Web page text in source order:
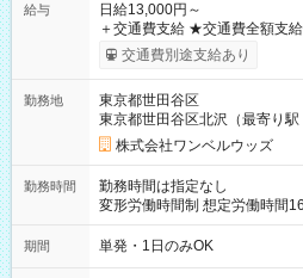
給与
日給13,000円～
＋交通費支給 ★交通費全額支給！ ┗案件により規定あり ★日払
いOK！（規定あり） ┗働いた
ンビニATMから 日払い分を引き落とせま
交通費別途支給あり
勤務地
東京都世田谷区
東京都世田谷区北沢（最寄り駅
株式会社ワンベルウッズ
勤務時間
勤務時間は指定なし
変形労働時間制 想定労働時間160時間/月 【シフ
～21：00
期間 単発・1日のみOK